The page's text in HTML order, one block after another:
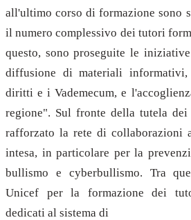
all'ultimo corso di formazione sono
il numero complessivo dei tutori
questo, sono proseguite le
diffusione di materiali
diritti e i Vademecum, e
regione". Sul fronte della tutela
rafforzato la rete di collaborazioni
intesa, in particolare per la
bullismo e cyberbullismo. Tra
Unicef per la formazione dei
dedicati al sistema di